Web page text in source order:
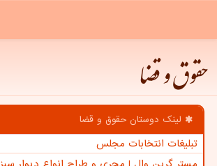
حقوق و قضا
لینک دوستان حقوق و قضا
تبلیغات انتخابات مجلس